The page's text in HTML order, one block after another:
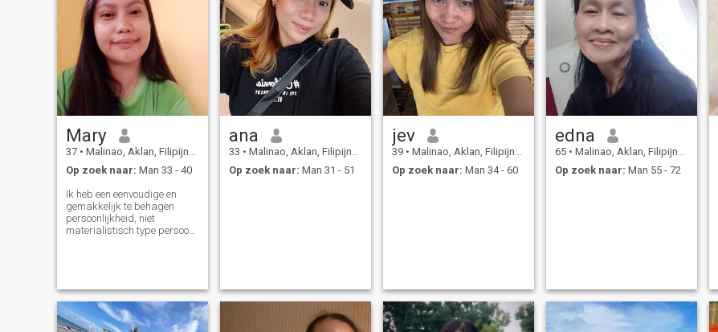
Mary
37 • Malinao, Aklan, Filipijnen
Op zoek naar: Man 33 - 40
Ik heb een eenvoudige en
gemakkelijk te behagen
persoonlijkheid, niet
materialistisch type persoon
begripvol han wezen..
ana
33 • Malinao, Aklan, Filipijnen
Op zoek naar: Man 31 - 51
jev
39 • Malinao, Aklan, Filipijnen
Op zoek naar: Man 34 - 60
edna
65 • Malinao, Aklan, Filipijnen
Op zoek naar: Man 55 - 72